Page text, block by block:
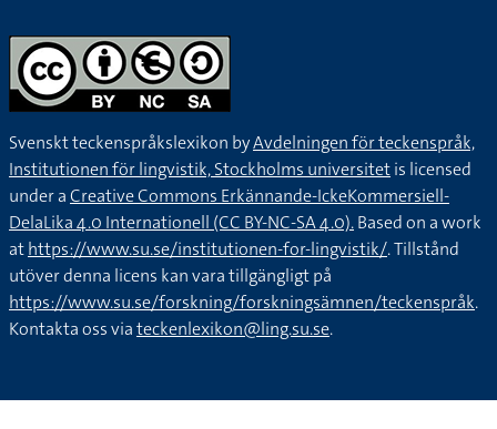
Svenskt teckenspråkslexikon byAvdelningen för teckenspråk,
Institutionen för lingvistik, Stockholms universitetis licensed
under aCreative Commons Erkännande-IckeKommersiell-
DelaLika 4.0 Internationell (CC BY-NC-SA 4.0).Based on a work
athttps://www.su.se/institutionen-for-lingvistik/. Tillstånd
utöver denna licens kan vara tillgängligt på
https://www.su.se/forskning/forskningsämnen/teckenspråk.
Kontakta oss viateckenlexikon@ling.su.se.